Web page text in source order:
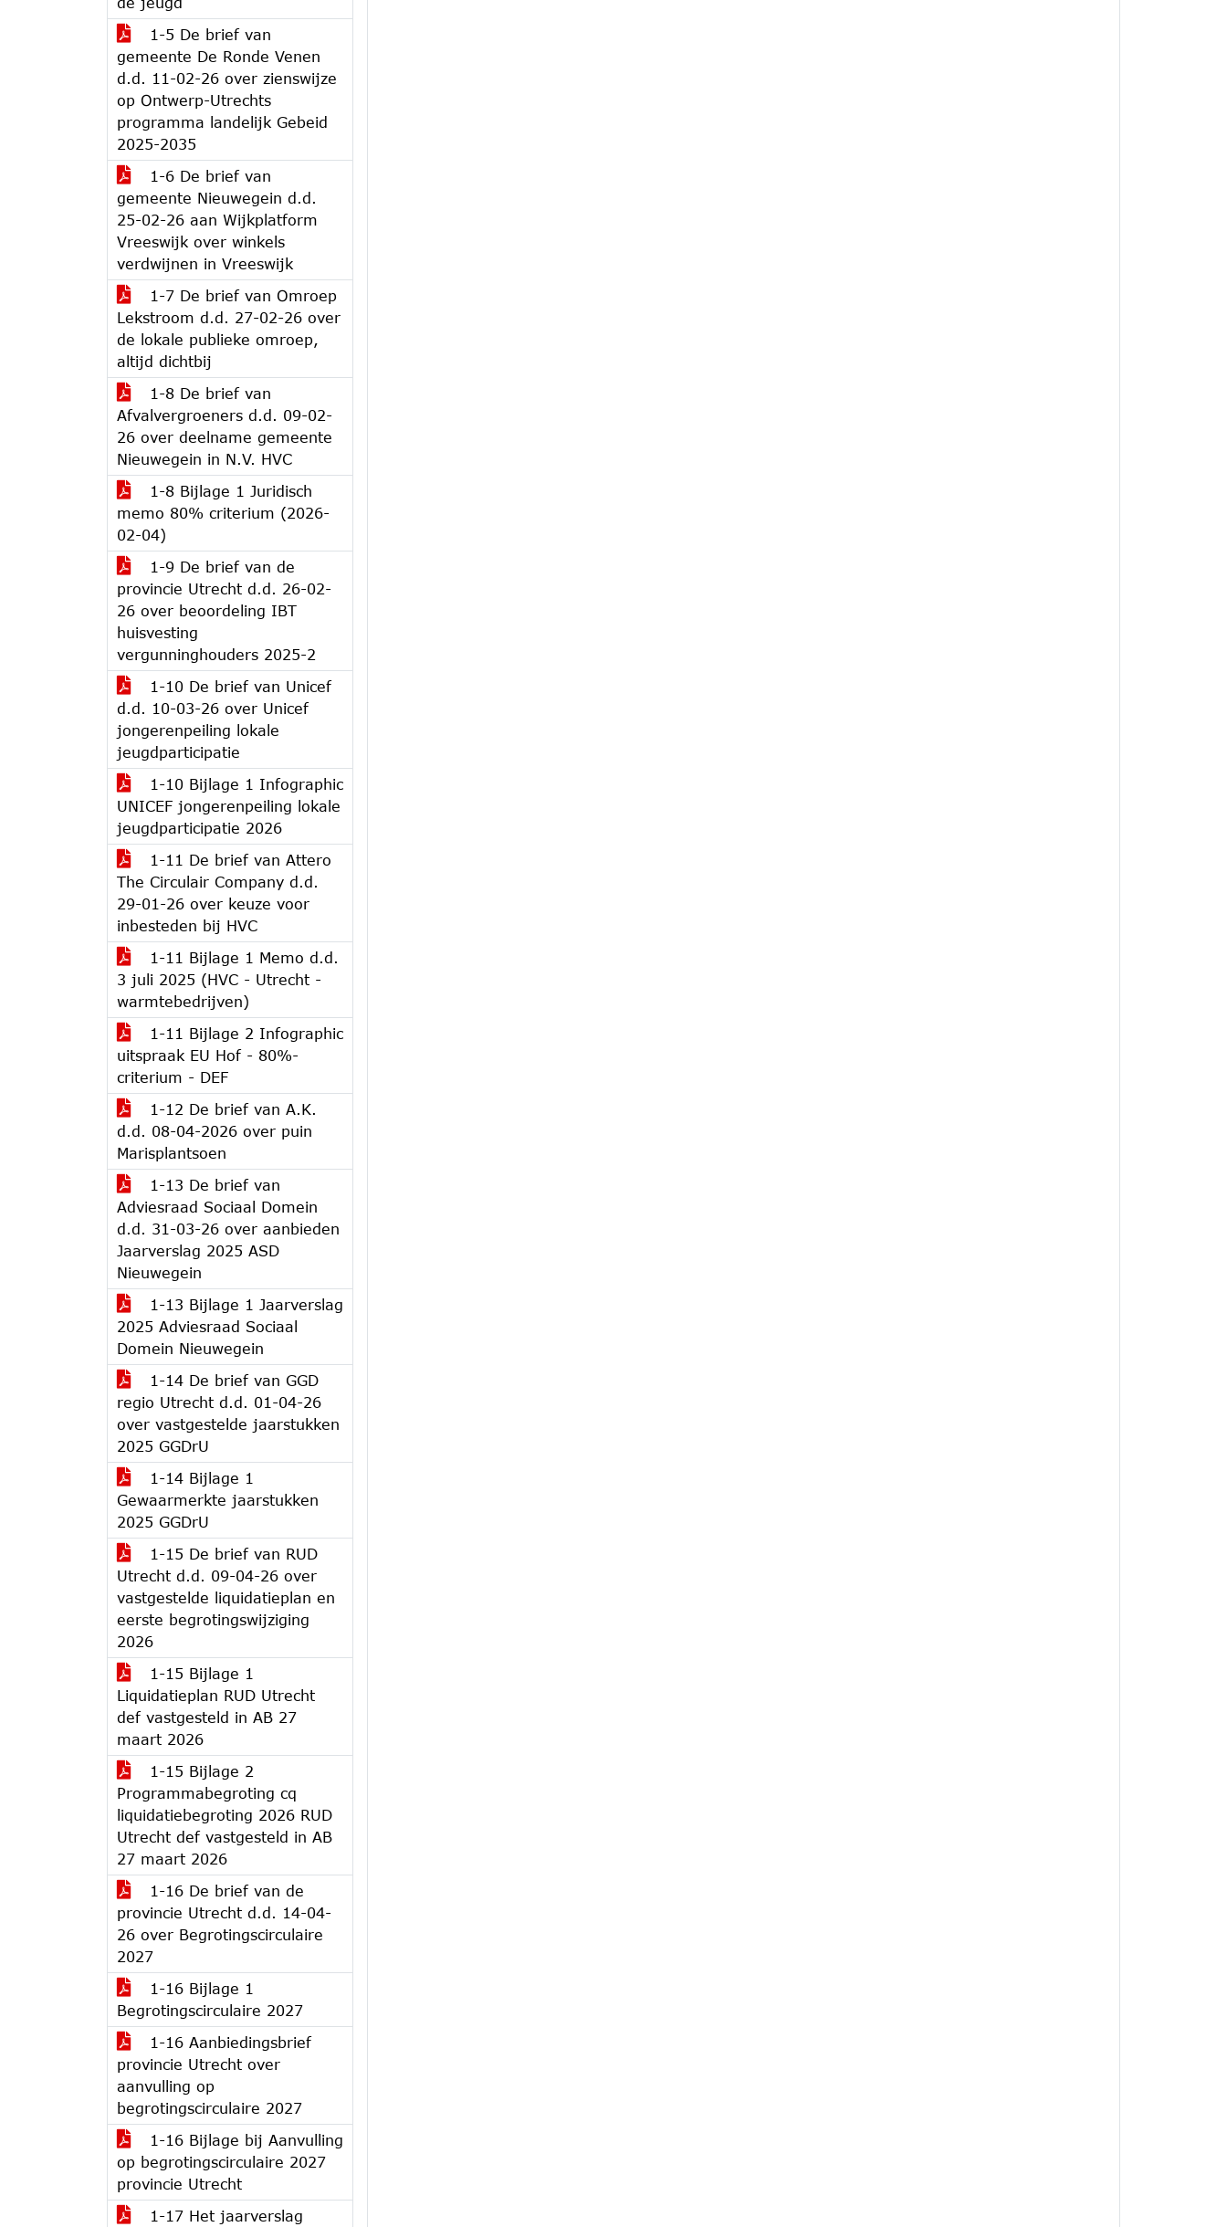
1-5 De brief van
gemeente De Ronde Venen
d.d. 11-02-26 over zienswijze
op Ontwerp-Utrechts
programma landelijk Gebeid
2025-2035
1-6 De brief van
gemeente Nieuwegein d.d.
25-02-26 aan Wijkplatform
Vreeswijk over winkels
verdwijnen in Vreeswijk
1-7 De brief van Omroep
Lekstroom d.d. 27-02-26 over
de lokale publieke omroep,
altijd dichtbij
1-8 De brief van
Afvalvergroeners d.d. 09-02-
26 over deelname gemeente
Nieuwegein in N.V. HVC
1-8 Bijlage 1 Juridisch
memo 80% criterium (2026-
02-04)
1-9 De brief van de
provincie Utrecht d.d. 26-02-
26 over beoordeling IBT
huisvesting
vergunninghouders 2025-2
1-10 De brief van Unicef
d.d. 10-03-26 over Unicef
jongerenpeiling lokale
jeugdparticipatie
1-10 Bijlage 1 Infographic
UNICEF jongerenpeiling lokale
jeugdparticipatie 2026
1-11 De brief van Attero
The Circulair Company d.d.
29-01-26 over keuze voor
inbesteden bij HVC
1-11 Bijlage 1 Memo d.d.
3 juli 2025 (HVC - Utrecht -
warmtebedrijven)
1-11 Bijlage 2 Infographic
uitspraak EU Hof - 80%-
criterium - DEF
1-12 De brief van A.K.
d.d. 08-04-2026 over puin
Marisplantsoen
1-13 De brief van
Adviesraad Sociaal Domein
d.d. 31-03-26 over aanbieden
Jaarverslag 2025 ASD
Nieuwegein
1-13 Bijlage 1 Jaarverslag
2025 Adviesraad Sociaal
Domein Nieuwegein
1-14 De brief van GGD
regio Utrecht d.d. 01-04-26
over vastgestelde jaarstukken
2025 GGDrU
1-14 Bijlage 1
Gewaarmerkte jaarstukken
2025 GGDrU
1-15 De brief van RUD
Utrecht d.d. 09-04-26 over
vastgestelde liquidatieplan en
eerste begrotingswijziging
2026
1-15 Bijlage 1
Liquidatieplan RUD Utrecht
def vastgesteld in AB 27
maart 2026
1-15 Bijlage 2
Programmabegroting cq
liquidatiebegroting 2026 RUD
Utrecht def vastgesteld in AB
27 maart 2026
1-16 De brief van de
provincie Utrecht d.d. 14-04-
26 over Begrotingscirculaire
2027
1-16 Bijlage 1
Begrotingscirculaire 2027
1-16 Aanbiedingsbrief
provincie Utrecht over
aanvulling op
begrotingscirculaire 2027
1-16 Bijlage bij Aanvulling
op begrotingscirculaire 2027
provincie Utrecht
1-17 Het jaarverslag